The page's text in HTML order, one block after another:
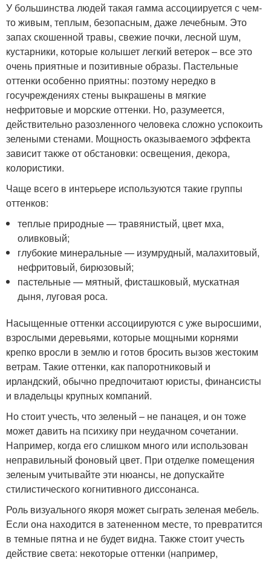
У большинства людей такая гамма ассоциируется с чем-
то живым, теплым, безопасным, даже лечебным. Это
запах скошенной травы, свежие почки, лесной шум,
кустарники, которые колышет легкий ветерок – все это
очень приятные и позитивные образы. Пастельные
оттенки особенно приятны: поэтому нередко в
госучреждениях стены выкрашены в мягкие
нефритовые и морские оттенки. Но, разумеется,
действительно разозленного человека сложно успокоить
зелеными стенами. Мощность оказываемого эффекта
зависит также от обстановки: освещения, декора,
колористики.
Чаще всего в интерьере используются такие группы
оттенков:
теплые природные — травянистый, цвет мха,
оливковый;
глубокие минеральные — изумрудный, малахитовый,
нефритовый, бирюзовый;
пастельные — мятный, фисташковый, мускатная
дыня, луговая роса.
Насыщенные оттенки ассоциируются с уже выросшими,
взрослыми деревьями, которые мощными корнями
крепко вросли в землю и готов бросить вызов жестоким
ветрам. Такие оттенки, как папоротниковый и
ирландский, обычно предпочитают юристы, финансисты
и владельцы крупных компаний.
Но стоит учесть, что зеленый – не панацея, и он тоже
может давить на психику при неудачном сочетании.
Например, когда его слишком много или использован
неправильный фоновый цвет. При отделке помещения
зеленым учитывайте эти нюансы, не допускайте
стилистического когнитивного диссонанса.
Роль визуального якоря может сыграть зеленая мебель.
Если она находится в затененном месте, то превратится
в темные пятна и не будет видна. Также стоит учесть
действие света: некоторые оттенки (например,